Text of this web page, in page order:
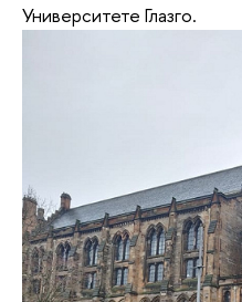
Университете Глазго.